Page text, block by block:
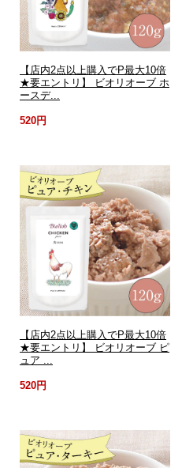
【店内2点以上購入でP最大10倍
★要エントリ】 ビオリオーブ ホ
ースデ...
520円
【店内2点以上購入でP最大10倍
★要エントリ】 ビオリオーブ ピ
ュア ...
520円